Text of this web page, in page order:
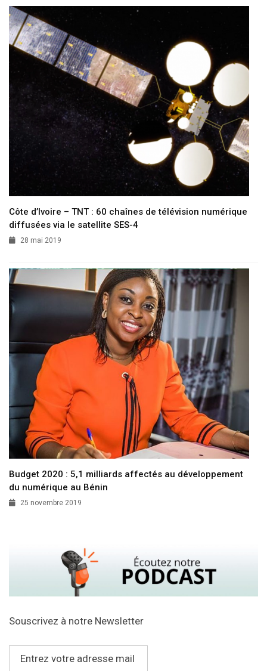
Côte d’Ivoire – TNT : 60 chaînes de télévision numérique
diffusées via le satellite SES-4
28 mai 2019
Budget 2020 : 5,1 milliards affectés au développement
du numérique au Bénin
25 novembre 2019
Souscrivez à notre Newsletter